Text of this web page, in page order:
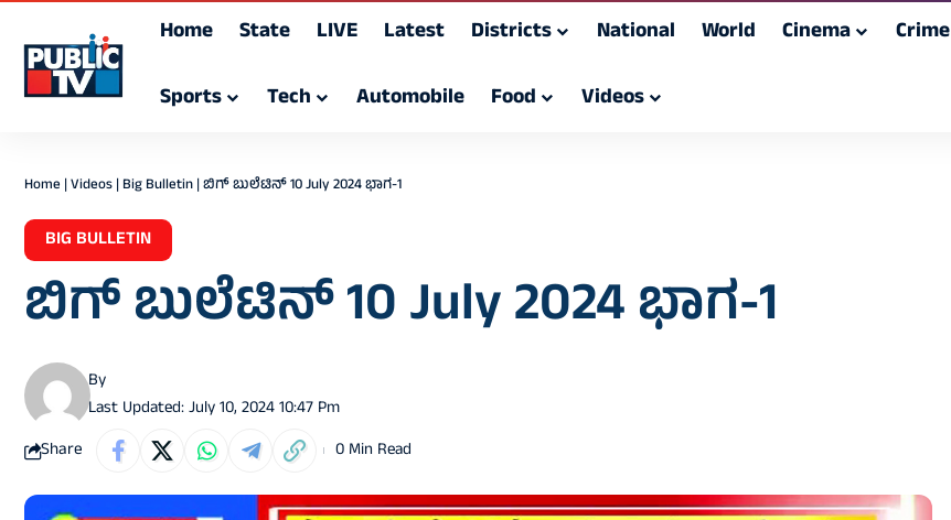
Home State LIVE Latest Districts National World Cinema Crime
Sports
Tech Automobile Food Videos
Home |Videos|Big Bulletin|ಬಿಗ್ ಬುಲೆಟಿನ್ 10 July 2024 ಭಾಗ-1
BIG BULLETIN
ಬಿಗ್ ಬುಲೆಟಿನ್ 10 July 2024 ಭಾಗ-1
Last Updated: July 10, 2024 10:47 Pm
By
Share 0 Min Read